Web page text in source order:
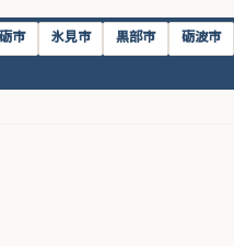
市 氷見市 黒部市 砺波市